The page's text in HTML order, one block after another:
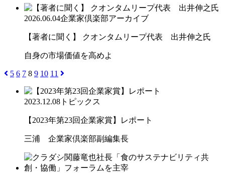
2026.06.04企業家倶楽部アーカイブ
【著者に聞く】 クオンタムリープ代表 出井伸之氏
自身の市場価値を高めよ
5 6 7 8 9 10 11
2023.12.08 トピックス
【2023年第23回企業家賞】レポート
三浦 企業家倶楽部副編集長